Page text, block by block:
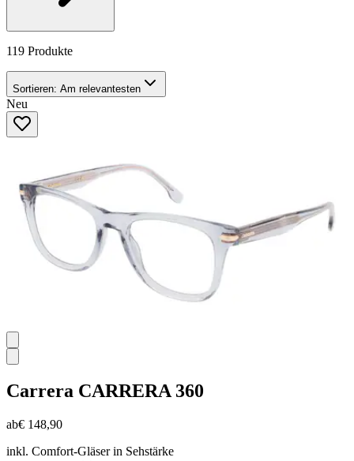
119 Produkte
Sortieren: Am relevantesten
Neu
Carrera CARRERA 360
ab€ 148,90
inkl. Comfort-Gläser in Sehstärke